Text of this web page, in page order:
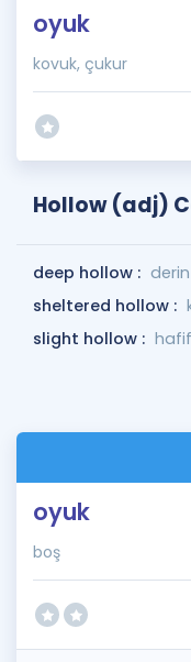
oyuk
kovuk, çukur
Hollow (adj)
deep hollow :
sheltered hollow :
slight hollow :
oyuk
boş